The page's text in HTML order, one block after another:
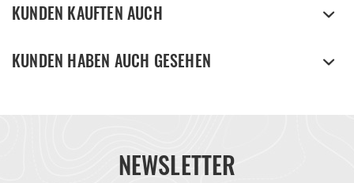
KUNDEN KAUFTEN AUCH
KUNDEN HABEN AUCH GESEHEN
NEWSLETTER